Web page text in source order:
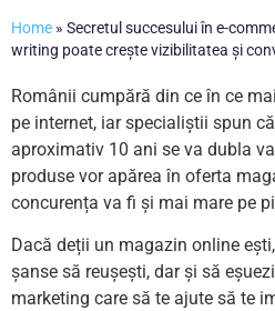
Home » Secretul succesului în e-
writing poate crește vizibilitatea și
Românii cumpără din ce în ce
pe internet, iar specialiștii spun
aproximativ 10 ani se va dubla
produse vor apărea în oferta
concurența va fi și mai mare pe
Dacă deții un magazin online
șanse să reușești, dar și să
marketing care să te ajute să te